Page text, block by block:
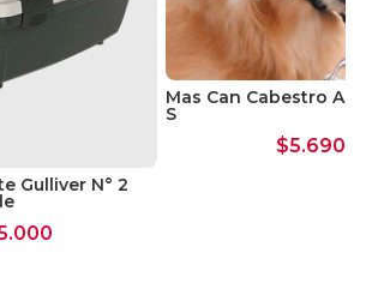
Gulliver N° 2
Mas Can Cabestro
S
$5.690